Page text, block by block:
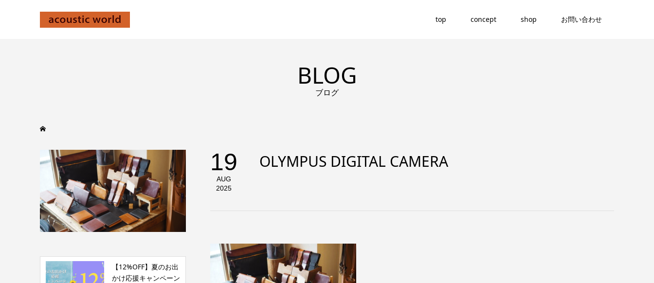
top concept shop お問い合わせ
BLOG
ブログ
19
AUG
2025
OLYMPUS DIGITAL CAMERA
【12%OFF】夏のお出
かけ応援キャンペーン